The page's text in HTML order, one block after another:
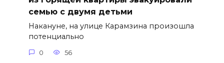
семью с двумя детьми
Накануне, на улице Карамзина произошла
потенциально
0 56